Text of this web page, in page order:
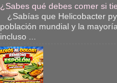
¿Sabes qué debes comer si
¿Sabías que Helicobacter
población mundial y la
incluso ...